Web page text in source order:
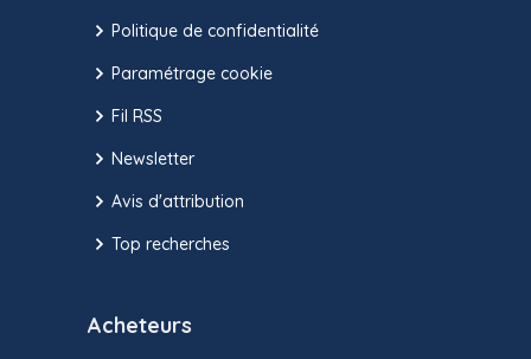
Politique de confidentialité
Paramétrage cookie
Fil RSS
Newsletter
Avis d'attribution
Top recherches
Acheteurs